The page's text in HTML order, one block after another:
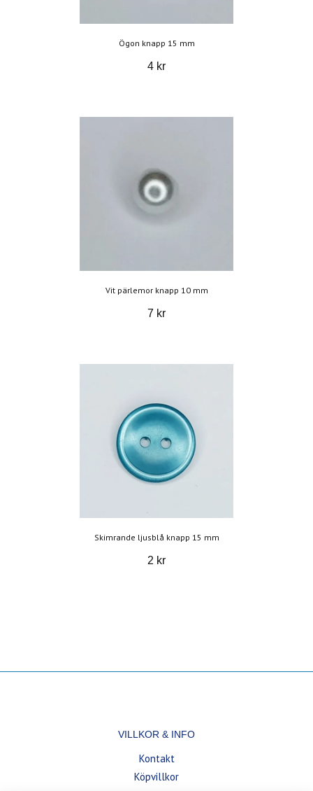
Ögon knapp 15 mm
4 kr
Vit pärlemor knapp 10 mm
7 kr
Skimrande ljusblå knapp 15 mm
2 kr
VILLKOR & INFO
Kontakt
Köpvillkor